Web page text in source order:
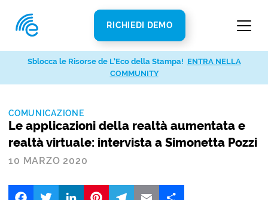
RICHIEDI DEMO
COMUNICAZIONE
Le applicazioni della realtà aumentata e
realtà virtuale: intervista a Simonetta Pozzi
10 MARZO 2020
FacebookTwitter LinkedIn
Sblocca le Risorse de L’Eco della Stampa! ENTRA NELLA
COMMUNITY